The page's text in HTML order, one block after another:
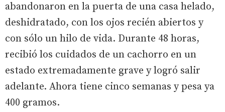
abandonaron en la puerta de una casa helado,
deshidratado, con los ojos recién abiertos y
con sólo un hilo de vida. Durante 48 horas,
recibió los cuidados de un cachorro en un
estado extremadamente grave y logró salir
adelante. Ahora tiene cinco semanas y pesa ya
400 gramos.